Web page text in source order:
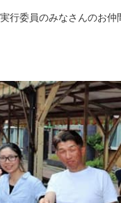
行委員のみなさんのお仲